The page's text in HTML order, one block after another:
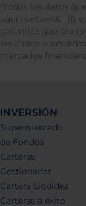
*Todos los datos
aquí contenida: (1)
garantiza que sea
los daños o
mercados
INVERSIÓN
Supermercado
de Fondos
Carteras
Gestionadas
Cartera Liquidez
Carteras a éxito